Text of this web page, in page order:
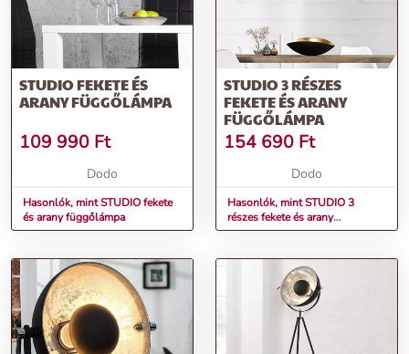
STUDIO FEKETE ÉS
ARANY FÜGGŐLÁMPA
109 990 Ft
Dodo
Hasonlók, mint STUDIO fekete
és arany függőlámpa
STUDIO 3 RÉSZES
FEKETE ÉS ARANY
FÜGGŐLÁMPA
154 690 Ft
Dodo
Hasonlók, mint STUDIO 3
részes fekete és arany
függőlámpa